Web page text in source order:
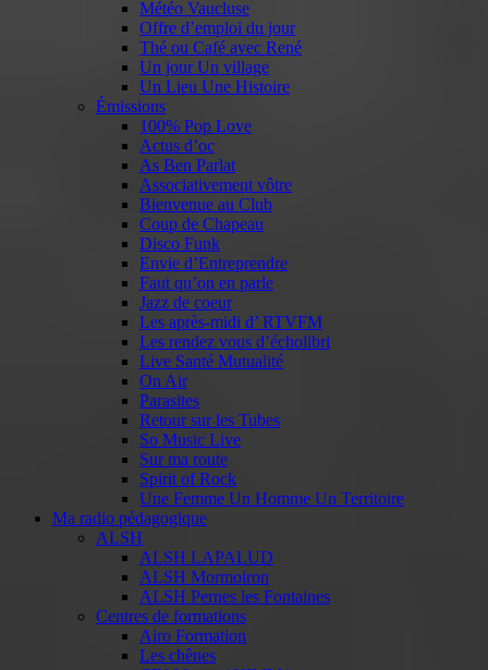
Météo Vaucluse
Offre d’emploi du jour
Thé ou Café avec René
Un jour Un village
Un Lieu Une Histoire
Émissions
100% Pop Love
Actus d’oc
As Ben Parlat
Associativement vôtre
Bienvenue au Club
Coup de Chapeau
Disco Funk
Envie d’Entreprendre
Faut qu’on en parle
Jazz de coeur
Les après-midi d’ RTVFM
Les rendez vous d’écholibri
Live Santé Mutualité
On Air
Parasites
Retour sur les Tubes
So Music Live
Sur ma route
Spirit of Rock
Une Femme Un Homme Un Territoire
Ma radio pédagogique
ALSH
ALSH LAPALUD
ALSH Mormoiron
ALSH Pernes les Fontaines
Centres de formations
Airo Formation
Les chênes